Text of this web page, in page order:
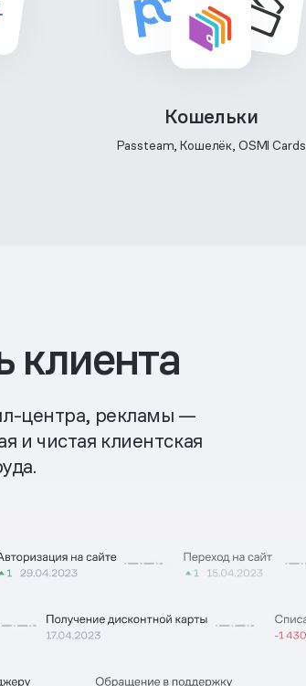
Кошельки
Passteam, Кошелёк, OSMI Cards
клиента
центра, рекламы —
и чистая клиентская